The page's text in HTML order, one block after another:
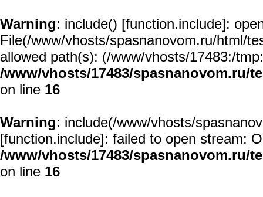
Warning: include() [function.include]:
File(/www/vhosts/spasnanovom.ru/html/
allowed path(s): (/www/vhosts/17483:/
/www/vhosts/17483/spasnanovom.ru/
on line 16
Warning: include(/www/vhosts/
[function.include]: failed to open stream:
/www/vhosts/17483/spasnanovom.ru/
on line 16